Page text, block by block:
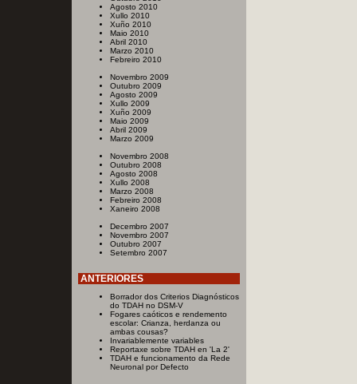
Agosto 2010
Xullo 2010
Xuño 2010
Maio 2010
Abril 2010
Marzo 2010
Febreiro 2010
Novembro 2009
Outubro 2009
Agosto 2009
Xullo 2009
Xuño 2009
Maio 2009
Abril 2009
Marzo 2009
Novembro 2008
Outubro 2008
Agosto 2008
Xullo 2008
Marzo 2008
Febreiro 2008
Xaneiro 2008
Decembro 2007
Novembro 2007
Outubro 2007
Setembro 2007
ANTERIORES
Borrador dos Criterios Diagnósticos
do TDAH no DSM-V
Fogares caóticos e rendemento
escolar: Crianza, herdanza ou
ambas cousas?
Invariablemente variables
Reportaxe sobre TDAH en 'La 2'
TDAH e funcionamento da Rede
Neuronal por Defecto